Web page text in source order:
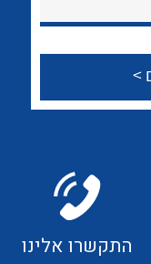
לכל מוצרי היצרן
התקשרו אלינו